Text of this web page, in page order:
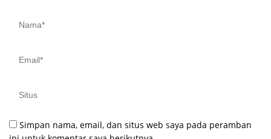
Simpan nama, email, dan situs web saya pada peramban